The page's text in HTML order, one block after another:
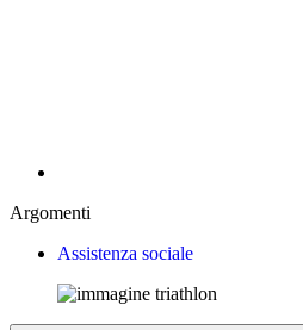
Argomenti
Assistenza sociale